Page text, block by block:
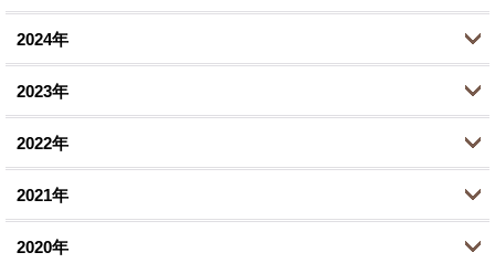
6月 (5)
5月 (1)
4月 (1)
2月 (1)
1月 (1)
8月 (2)
6月 (1)
2月 (1)
1月 (1)
2024年
10月 (1)
8月 (1)
7月 (1)
2023年
9月 (1)
8月 (1)
2022年
10月 (2)
2021年
2020年